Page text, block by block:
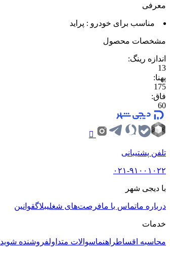
معرفی
مناسب برای خودرو : پراید
مشخصات محصول
اندازه رینگ:
13
پهنا:
175
فاق:
60
تلفن پشتیبانی
۰۲۱-۹۱۰۰۱۰۲۲
با دیجی شهر
درباره ماتماس با مافرصت‌های شغلیبلاگقوانین
خدمات
محاسبه اقساطراهنماسوالات متداولفروشنده شوید